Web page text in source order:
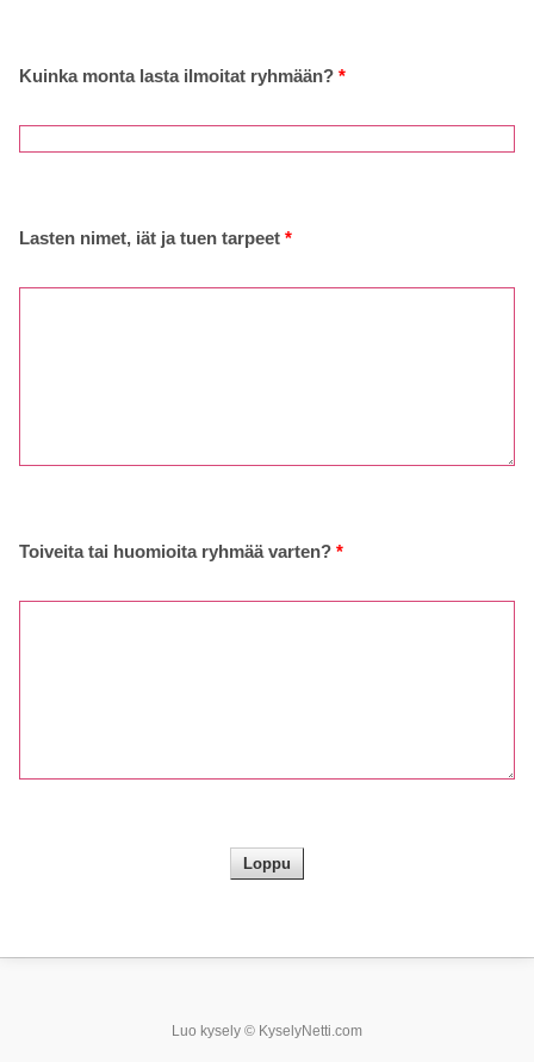
Kuinka monta lasta ilmoitat ryhmään? *
Lasten nimet, iät ja tuen tarpeet *
Toiveita tai huomioita ryhmää varten? *
Luo kysely © KyselyNetti.com